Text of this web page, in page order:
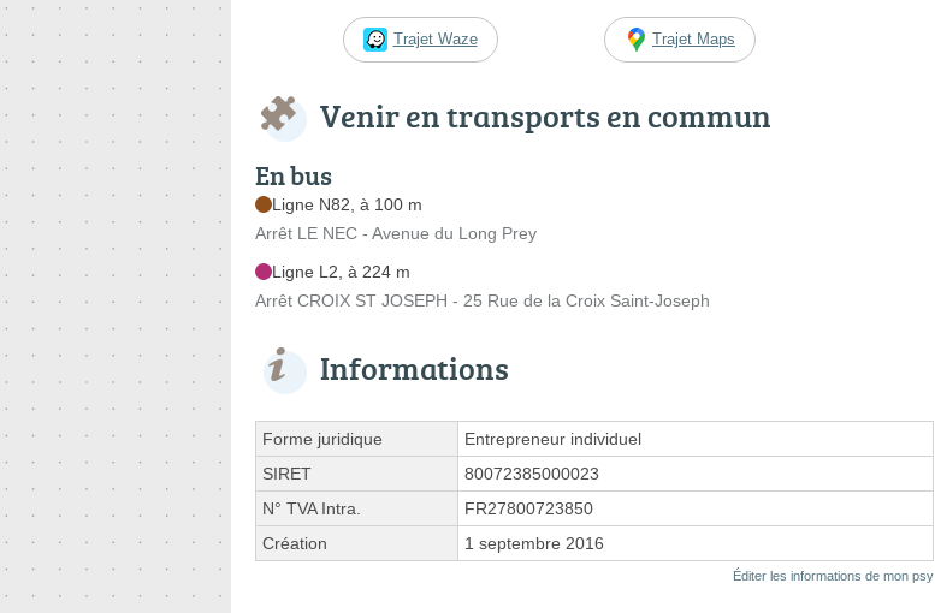
Trajet Waze Trajet Maps
Venir en transports en commun
En bus
Ligne N82, à 100 m
Arrêt LE NEC - Avenue du Long Prey
Ligne L2, à 224 m
Arrêt CROIX ST JOSEPH - 25 Rue de la Croix Saint-Joseph
Informations
Forme juridique
Entrepreneur individuel
SIRET
80072385000023
N° TVA Intra.
FR27800723850
Création
1 septembre 2016
Éditer les informations de mon psy